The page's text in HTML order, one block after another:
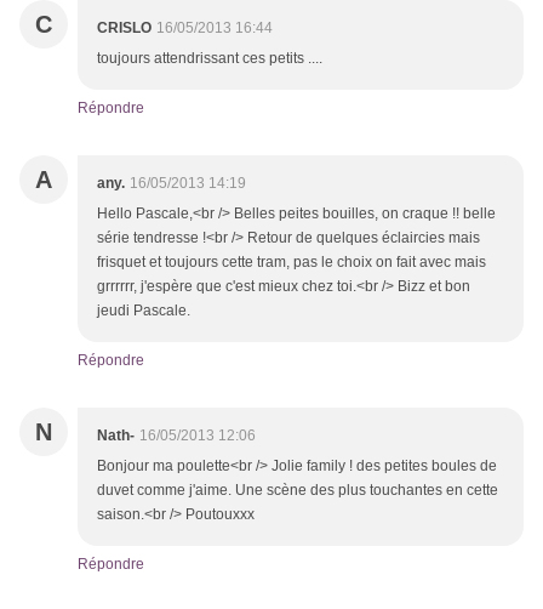
C CRISLO 16/05/2013 16:44
toujours attendrissant ces petits ....
Répondre
A any. 16/05/2013 14:19
Hello Pascale,<br /> Belles peites bouilles, on craque !! belle
série tendresse !<br /> Retour de quelques éclaircies mais
frisquet et toujours cette tram, pas le choix on fait avec mais
grrrrrr, j'espère que c'est mieux chez toi.<br /> Bizz et bon
jeudi Pascale.
Répondre
N Nath- 16/05/2013 12:06
Bonjour ma poulette<br /> Jolie family ! des petites boules de
duvet comme j'aime. Une scène des plus touchantes en cette
saison.<br /> Poutouxxx
Répondre